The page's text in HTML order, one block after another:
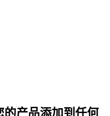
的产品添加到任何